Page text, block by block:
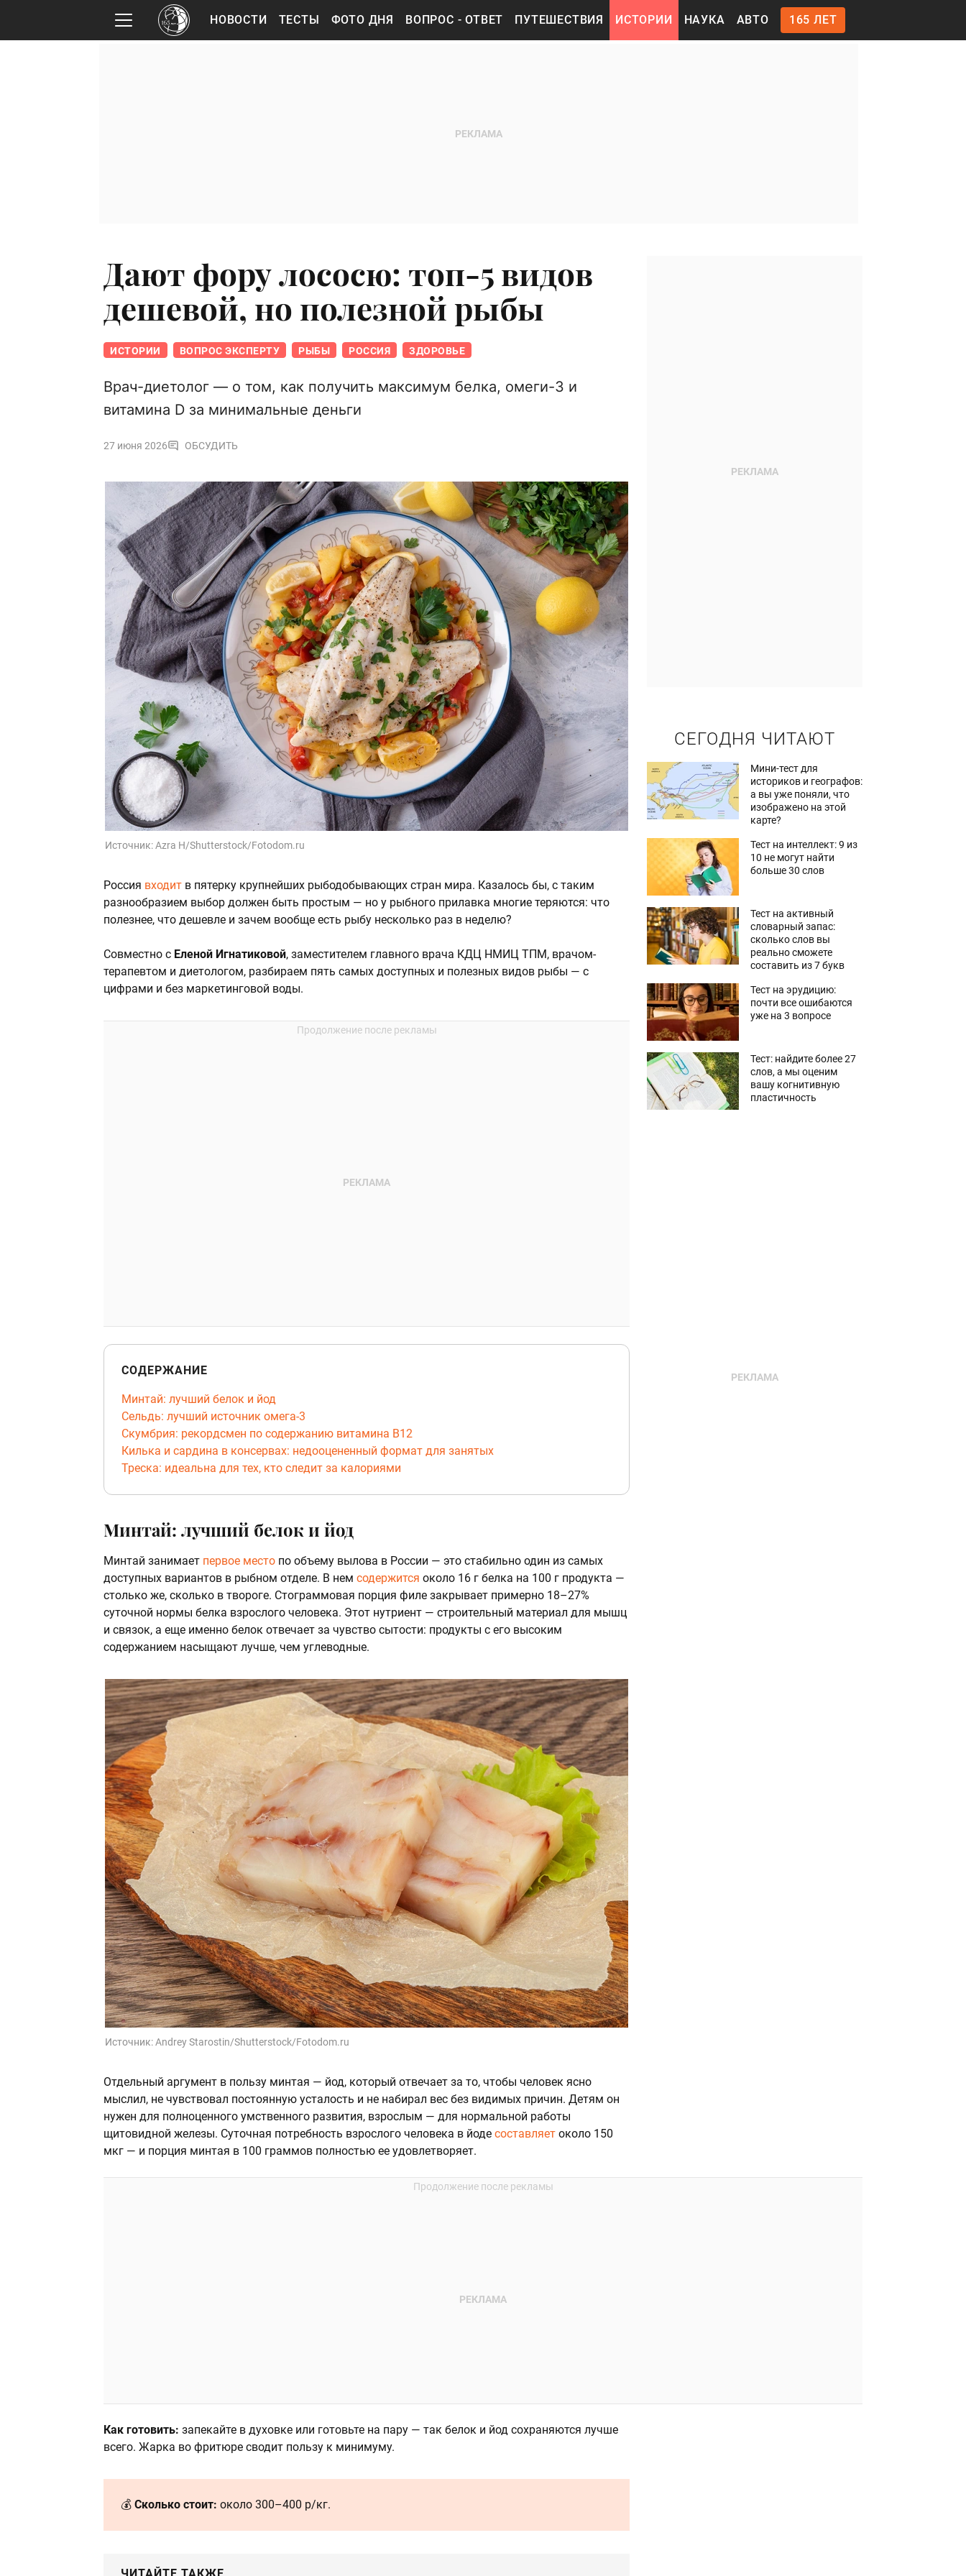
НОВОСТИ ТЕСТЫ ФОТО ДНЯ ВОПРОС - ОТВЕТ ПУТЕШЕСТВИЯ ИСТОРИИ НАУКА АВТО 165 ЛЕТ
Дают фору лососю: топ-5 видов
дешевой, но полезной рыбы
ИСТОРИИ ВОПРОС ЭКСПЕРТУ РЫБЫ РОССИЯ ЗДОРОВЬЕ
Врач-диетолог — о том, как получить максимум белка, омеги-3 и
витамина D за минимальные деньги
27 июня 2026 ОБСУДИТЬ
Источник:Azra H/Shutterstock/Fotodom.ru
Россия входит в пятерку крупнейших рыбодобывающих стран мира. Казалось бы, с таким
разнообразием выбор должен быть простым — но у рыбного прилавка многие теряются: что
полезнее, что дешевле и зачем вообще есть рыбу несколько раз в неделю?
Совместно с Еленой Игнатиковой, заместителем главного врача КДЦ НМИЦ ТПМ, врачом-
терапевтом и диетологом, разбираем пять самых доступных и полезных видов рыбы — с
цифрами и без маркетинговой воды.
СОДЕРЖАНИЕ
Минтай: лучший белок и йод
Сельдь: лучший источник омега-3
Скумбрия: рекордсмен по содержанию витамина B12
Килька и сардина в консервах: недооцененный формат для занятых
Треска: идеальна для тех, кто следит за калориями
Минтай: лучший белок и йод
Минтай занимает первое место по объему вылова в России — это стабильно один из самых
доступных вариантов в рыбном отделе. В нем содержится около 16 г белка на 100 г продукта —
столько же, сколько в твороге. Стограммовая порция филе закрывает примерно 18–27%
суточной нормы белка взрослого человека. Этот нутриент — строительный материал для мышц
и связок, а еще именно белок отвечает за чувство сытости: продукты с его высоким
содержанием насыщают лучше, чем углеводные.
Источник:Andrey Starostin/Shutterstock/Fotodom.ru
Отдельный аргумент в пользу минтая — йод, который отвечает за то, чтобы человек ясно
мыслил, не чувствовал постоянную усталость и не набирал вес без видимых причин. Детям он
нужен для полноценного умственного развития, взрослым — для нормальной работы
щитовидной железы. Суточная потребность взрослого человека в йоде составляет около 150
мкг — и порция минтая в 100 граммов полностью ее удовлетворяет.
Как готовить: запекайте в духовке или готовьте на пару — так белок и йод сохраняются лучше
всего. Жарка во фритюре сводит пользу к минимуму.
💰 Сколько стоит: около 300–400 р/кг.
СЕГОДНЯ ЧИТАЮТ
Мини-тест для
историков и географов:
а вы уже поняли, что
изображено на этой
карте?
Тест на интеллект: 9 из
10 не могут найти
больше 30 слов
Тест на активный
словарный запас:
сколько слов вы
реально сможете
составить из 7 букв
Тест на эрудицию:
почти все ошибаются
уже на 3 вопросе
Тест: найдите более 27
слов, а мы оценим
вашу когнитивную
пластичность